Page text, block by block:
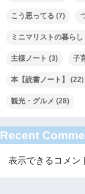
こう思ってる (7)
ミニマリストの暮らし
主様ノート (3) 子
本【読書ノート】 (22)
観光・グルメ (28)
Recent
表示できるコメン